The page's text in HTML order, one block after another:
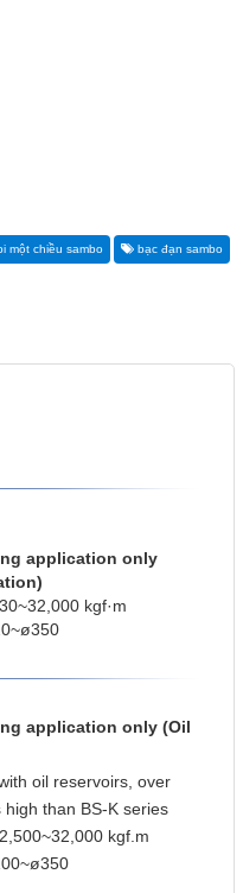
một chiều sambo bạc đạn sambo
application only
kgf·m
application only (Oil
oil reservoirs, over
high than BS-K series
kgf.m